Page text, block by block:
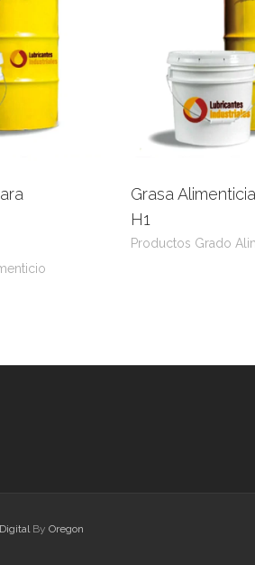
Grasa Alimenticia
H1
Productos Grado
By Oregon